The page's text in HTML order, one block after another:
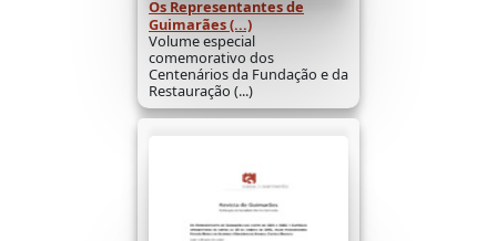
Os Representantes de
Guimarães (...)
Volume especial
comemorativo dos
Centenários da Fundação e da
Restauração (...)